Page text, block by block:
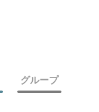
グループ